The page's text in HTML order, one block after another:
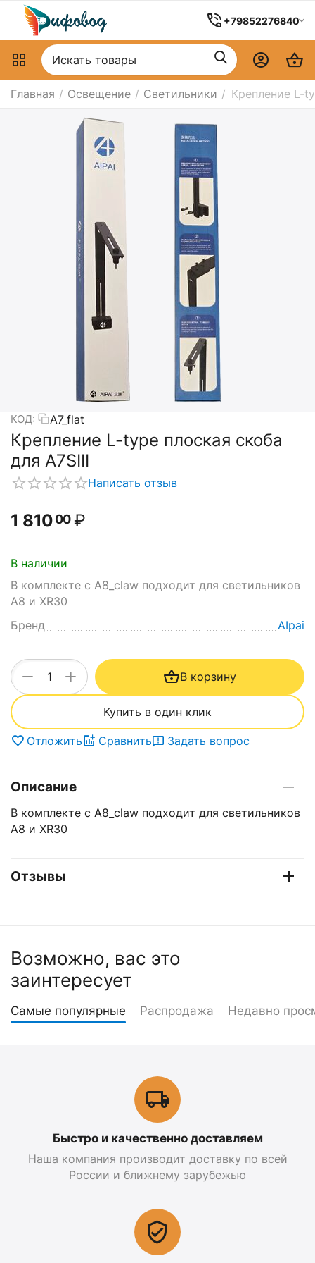
+79852276840
Главная / Освещение / Светильники / Крепление L-
КОД: A7_flat
Крепление L-type плоская скоба
для A7SIII
Написать отзыв
1 81000 ₽
В наличии
В комплекте с A8_claw подходит для светильников
А8 и XR30
Бренд
AIpai
+
− В корзину
Купить в один клик
Отложить Сравнить Задать вопрос
Описание
В комплекте с A8_claw подходит для светильников
А8 и XR30
Отзывы
Возможно, вас это
заинтересует
Самые популярные Распродажа Недавно
Быстро и качественно доставляем
Наша компания производит доставку по всей
России и ближнему зарубежью